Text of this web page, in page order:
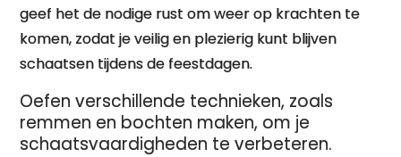
geef het de nodige rust om weer op krachten te
komen, zodat je veilig en plezierig kunt blijven
schaatsen tijdens de feestdagen.
Oefen verschillende technieken, zoals
remmen en bochten maken, om je
schaatsvaardigheden te verbeteren.